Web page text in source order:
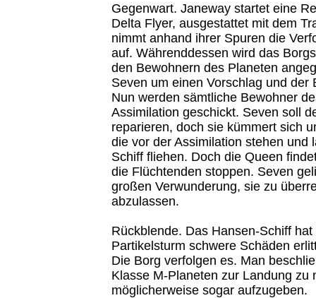
Gegenwart. Janeway startet eine
Delta Flyer, ausgestattet mit dem
nimmt anhand ihrer Spuren die
auf. Währenddessen wird das
den Bewohnern des Planeten
Seven um einen Vorschlag und der
Nun werden sämtliche Bewohner
Assimilation geschickt. Seven soll
reparieren, doch sie kümmert sich
die vor der Assimilation stehen und
Schiff fliehen. Doch die Queen
die Flüchtenden stoppen. Seven
großen Verwunderung, sie zu
abzulassen.
Rückblende. Das Hansen-Schiff
Partikelsturm schwere Schäden
Die Borg verfolgen es. Man
Klasse M-Planeten zur Landung zu
möglicherweise sogar aufzugeben.